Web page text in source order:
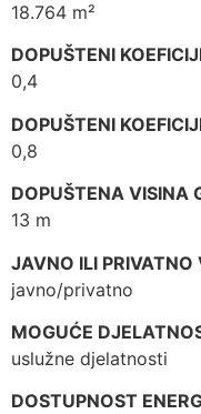
18.764 m²
DOPUŠTENI
0,4
DOPUŠTENI
0,8
DOPUŠTENA VISINA
13 m
JAVNO ILI PRIVATNO
javno/privatno
MOGUĆE
uslužne djelatnosti
DOSTUPNOST